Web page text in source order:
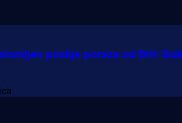
poslije poraza od BiH: